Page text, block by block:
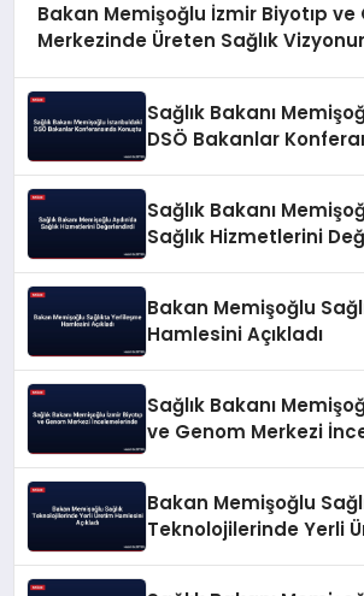
Bakan Memişoğlu İzmir Biyotıp ve
Merkezinde Üreten Sağlık
Sağlık Bakanı
DSÖ Bakanlar
Sağlık Bakanı
Sağlık Hizmetlerini
Bakan Memişoğlu
Hamlesini Açıkladı
Sağlık Bakanı
ve Genom Merkezi
Bakan Memişoğlu
Teknolojilerinde Yerli